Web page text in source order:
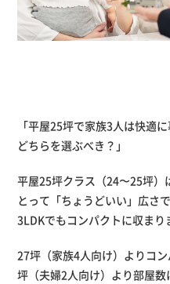
「平屋25坪で家族3人は快適
どちらを選ぶべき？」
平屋25坪クラス（24〜25坪）
とって「ちょうどいい」広さ
3LDKでもコンパクトに収まり
27坪（家族4人向け）よりコ
坪（夫婦2人向け）より部屋